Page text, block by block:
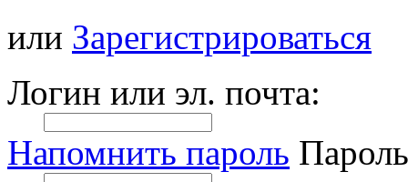
или Зарегистрироваться
Логин или эл. почта:
Напомнить пароль